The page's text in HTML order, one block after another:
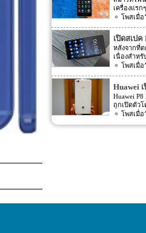
ทำให้การ
หน้าจอเป็น
ถึง 1080p
การทำงาน
เป็นชิปประ
4GB หน่วย
[…]
ดีที่คุณกำลั
พร้อมการ
ร้อนแรง เ
Apple กร
iPhone 7
กุศลของ
Apple จะ
แต่งให้ แต่
สีแดงอันร้
ลงไปใน
บริษัท
ที่ 24 มีนาค
ขายเป็นเว
เวลาในฝั่ง
เครื่องแร
Android ห
Bird ที่ฮิต
ในที่สามาร
สมาร์ทโฟน
ก็ได้มีการ
มากมาย ล่
HTC U
จอ Super
แบบ
สามารถป้
ของภาพสูง
(513ppi) ใ
ที่มีความเร็
เปิดสเป
รสมาร์ท
หลังจากที่
เนื่องสำห
โฟน อย่าง
เอาสมาร์
การ Nokia
1000 ซึ่งจ
ซอฟต์แวร์
Nokia 6 ไ
เป็นสมาร์
Huawei
พร้อมหน้
655
Huawei
ถูกเปิดตัว
ในตลาดยุโ